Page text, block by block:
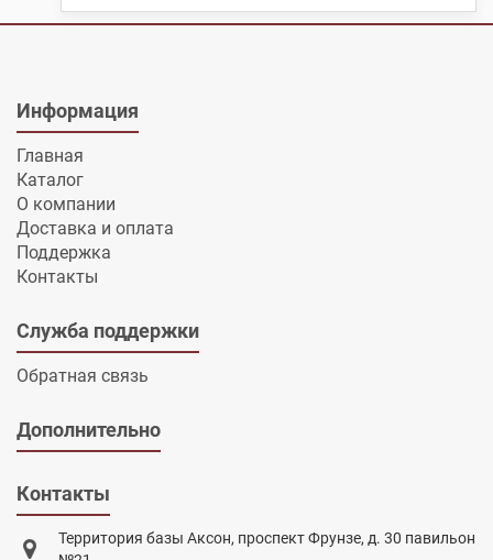
Информация
Главная
Каталог
О компании
Доставка и оплата
Поддержка
Контакты
Служба поддержки
Обратная связь
Дополнительно
Контакты
Территория базы Аксон, проспект Фрунзе, д. 30 павильон